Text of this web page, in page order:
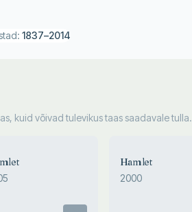
1837–2014
kuid võivad tulevikus taas saadavale tulla.
Hamlet
2000